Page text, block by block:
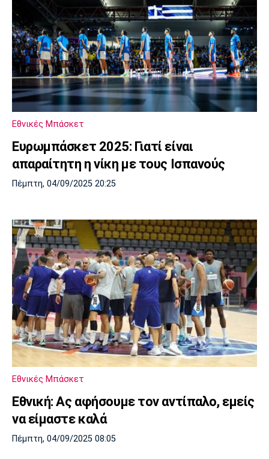
Εθνικές Μπάσκετ
Ευρωμπάσκετ 2025: Γιατί είναι
απαραίτητη η νίκη με τους Ισπανούς
Πέμπτη, 04/09/2025 20:25
Εθνικές Μπάσκετ
Εθνική: Ας αφήσουμε τον αντίπαλο, εμείς
να είμαστε καλά
Πέμπτη, 04/09/2025 08:05